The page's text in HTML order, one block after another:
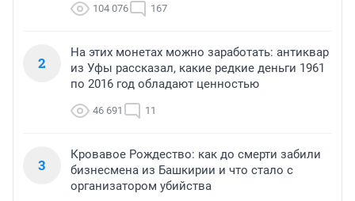
104 076 167
2
На этих монетах можно заработать: антиквар
из Уфы рассказал, какие редкие деньги 1961
по 2016 год обладают ценностью
46 691 11
3
Кровавое Рождество: как до смерти забили
бизнесмена из Башкирии и что стало с
организатором убийства